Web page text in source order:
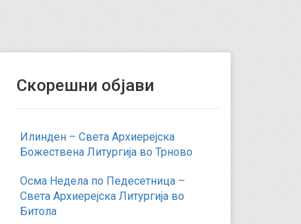
Скорешни објави
Илинден – Света Архиерејска
Божествена Литургија во Трново
Осма Недела по Педесетница –
Света Архиерејска Литургија во
Битола